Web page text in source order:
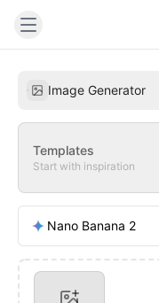
Image Generator
Templates
Start with inspiration
Nano Banana 2